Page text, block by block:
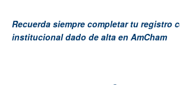
Recuerda siempre completar tu registro
institucional dado de alta en AmCham